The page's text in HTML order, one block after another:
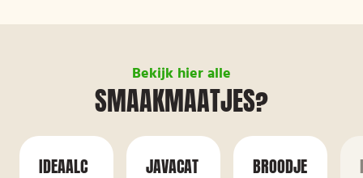
Bekijk hier alle
SMAAKMAATJES?
IDEAALC
JAVACAT
BROODJE